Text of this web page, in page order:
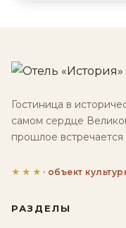
Гостиница в
самом сердце
прошлое
★★★ · объект
РАЗДЕЛЫ